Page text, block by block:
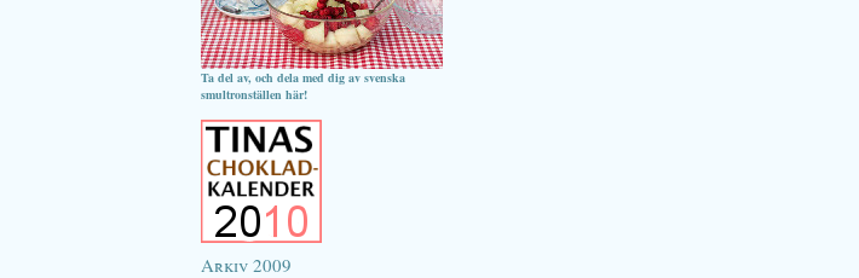
Ta del av, och dela med dig av svenska
smultronställen här!
Arkiv 2009